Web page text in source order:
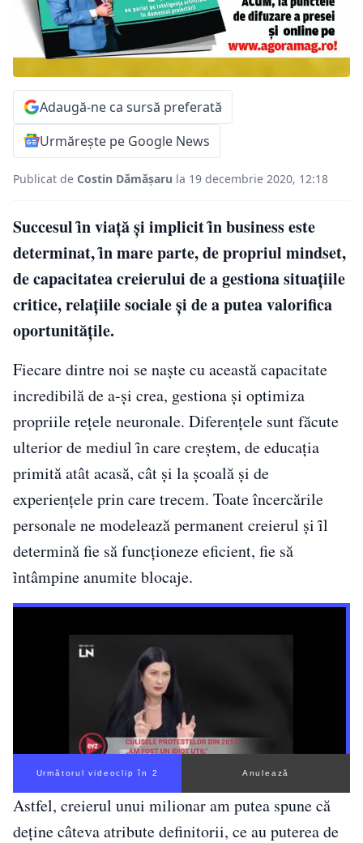
Adaugă-ne ca sursă preferată
Urmărește pe Google News
Publicat de Costin Dămășaru la 19 decembrie 2020, 12:18
Succesul ȋn viață și implicit ȋn business este
determinat, ȋn mare parte, de propriul mindset,
de capacitatea creierului de a gestiona situațiile
critice, relațiile sociale și de a putea valorifica
oportunitățile.
Fiecare dintre noi se naște cu această capacitate
incredibilă de a-și crea, gestiona și optimiza
propriile rețele neuronale. Diferențele sunt făcute
ulterior de mediul ȋn care creștem, de educația
primită atât acasă, cât și la școală și de
experiențele prin care trecem. Toate încercările
personale ne modelează permanent creierul și ȋl
determină fie să funcționeze eficient, fie să
ȋntâmpine anumite blocaje.
Următorul videoclip în 1 Anulează
Astfel, creierul unui milionar am putea spune că
deține câteva atribute definitorii, ce au puterea de